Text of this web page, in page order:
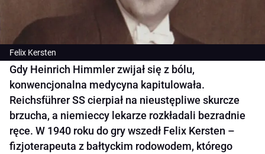
Felix Kersten
Gdy Heinrich Himmler zwijał się z bólu,
konwencjonalna medycyna kapitulowała.
Reichsführer SS cierpiał na nieustępliwe skurcze
brzucha, a niemieccy lekarze rozkładali bezradnie
ręce. W 1940 roku do gry wszedł Felix Kersten –
fizjoterapeuta z bałtyckim rodowodem, którego